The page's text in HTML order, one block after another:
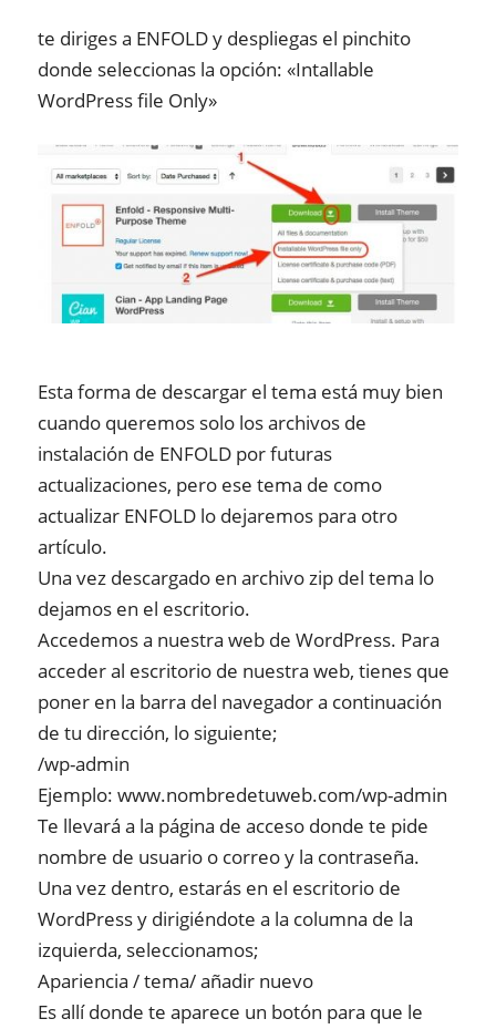
te diriges a ENFOLD y despliegas el pinchito
donde seleccionas la opción: «Intallable
WordPress file Only»
Esta forma de descargar el tema está muy bien
cuando queremos solo los archivos de
instalación de ENFOLD por futuras
actualizaciones, pero ese tema de como
actualizar ENFOLD lo dejaremos para otro
artículo.
Una vez descargado en archivo zip del tema lo
dejamos en el escritorio.
Accedemos a nuestra web de WordPress. Para
acceder al escritorio de nuestra web, tienes que
poner en la barra del navegador a continuación
de tu dirección, lo siguiente;
/wp-admin
Ejemplo: www.nombredetuweb.com/wp-admin
Te llevará a la página de acceso donde te pide
nombre de usuario o correo y la contraseña.
Una vez dentro, estarás en el escritorio de
WordPress y dirigiéndote a la columna de la
izquierda, seleccionamos;
Apariencia / tema/ añadir nuevo
Es allí donde te aparece un botón para que le